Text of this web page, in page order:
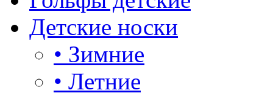
Детские носки
• Зимние
• Летние